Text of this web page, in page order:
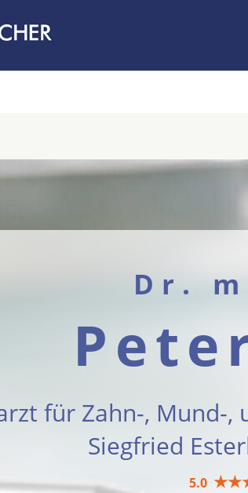
Dr.
für Zahn-, Mund-
Siegfried
5.0